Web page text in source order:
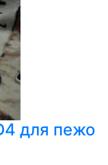
для пежо